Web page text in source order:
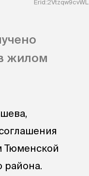
Erid:2Vtzqw9cvWL
жилом
Тюменской
района.